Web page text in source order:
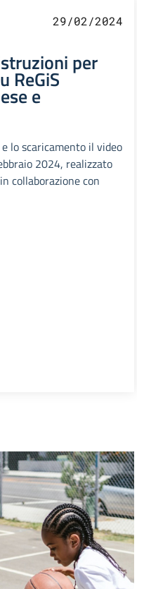
29/02/2024
per
ReGiS
e
lo scaricamento il video
2024, realizzato
collaborazione con